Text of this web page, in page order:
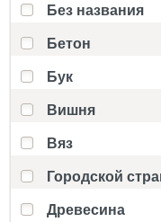
Без названия
Бетон
Бук
Вишня
Вяз
Городской
Древесина